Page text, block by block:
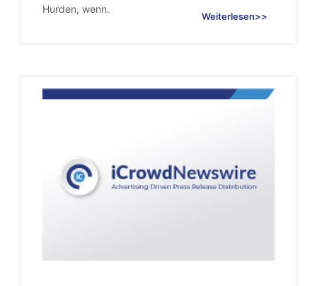
Hurden, wenn.
Weiterlesen>>